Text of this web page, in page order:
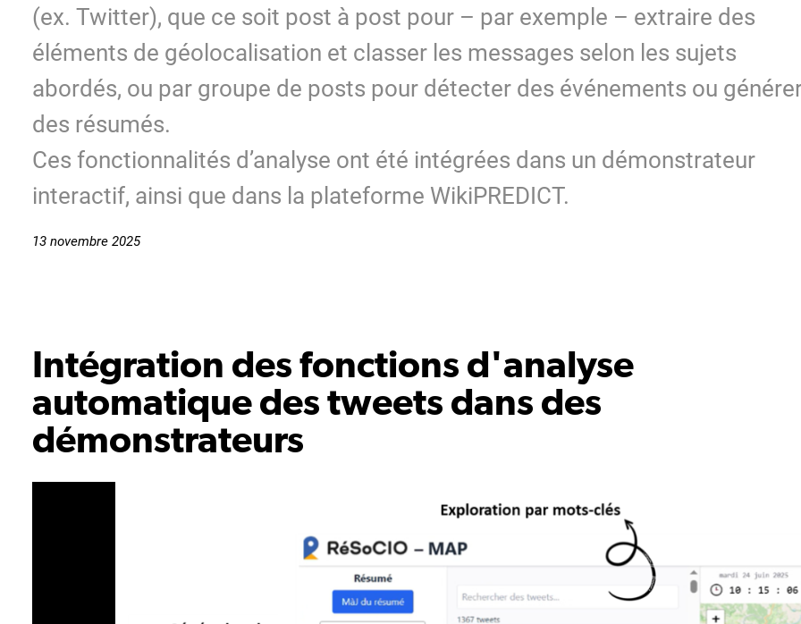
(ex. Twitter), que ce soit post à post pour – par exemple – extraire des
éléments de géolocalisation et classer les messages selon les sujets
abordés, ou par groupe de posts pour détecter des événements ou
des résumés.
Ces fonctionnalités d’analyse ont été intégrées dans un démonstrateur
interactif, ainsi que dans la plateforme WikiPREDICT.
13 novembre 2025
Intégration des fonctions d'analyse
automatique des tweets dans des
démonstrateurs